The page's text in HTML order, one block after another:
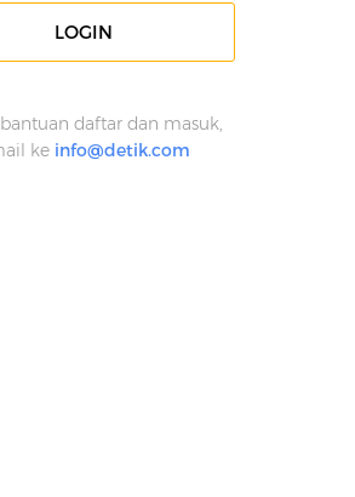
LOGIN
daftar dan masuk,
ke info@detik.com